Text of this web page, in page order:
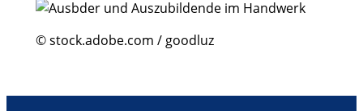
n
g
-
© stock.adobe.com / goodluz